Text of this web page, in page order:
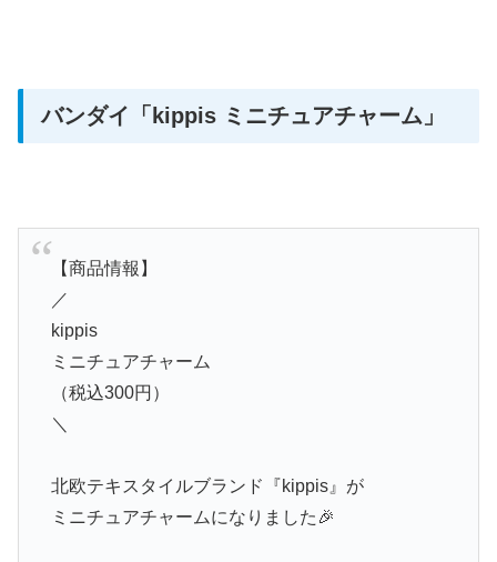
バンダイ 「kippis ミニチュアチャーム」
【商品情報】
／
kippis
ミニチュアチャーム
（税込300円）
＼
北欧テキスタイルブランド『kippis』が
ミニチュアチャームになりました🎉